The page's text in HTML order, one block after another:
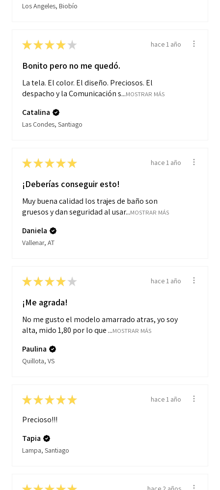
Los Angeles, Biobío
★★★★ ★ hace 1 año
Bonito pero no me quedó.
La tela. El color. El diseño. Preciosos. El
despacho y la Comunicación s...MOSTRAR MÁS
Catalina
Las Condes, Santiago
★★★★★ hace 1 año
¡Deberías conseguir esto!
Muy buena calidad los trajes de baño son
gruesos y dan seguridad al usar...MOSTRAR MÁS
Daniela
Vallenar, AT
★★★★ ★ hace 1 año
¡Me agrada!
No me gusto el modelo amarrado atras, yo soy
alta, mido 1,80 por lo que ...MOSTRAR MÁS
Paulina
Quillota, VS
★★★★★ hace 1 año
Precioso!!!
Tapia
Lampa, Santiago